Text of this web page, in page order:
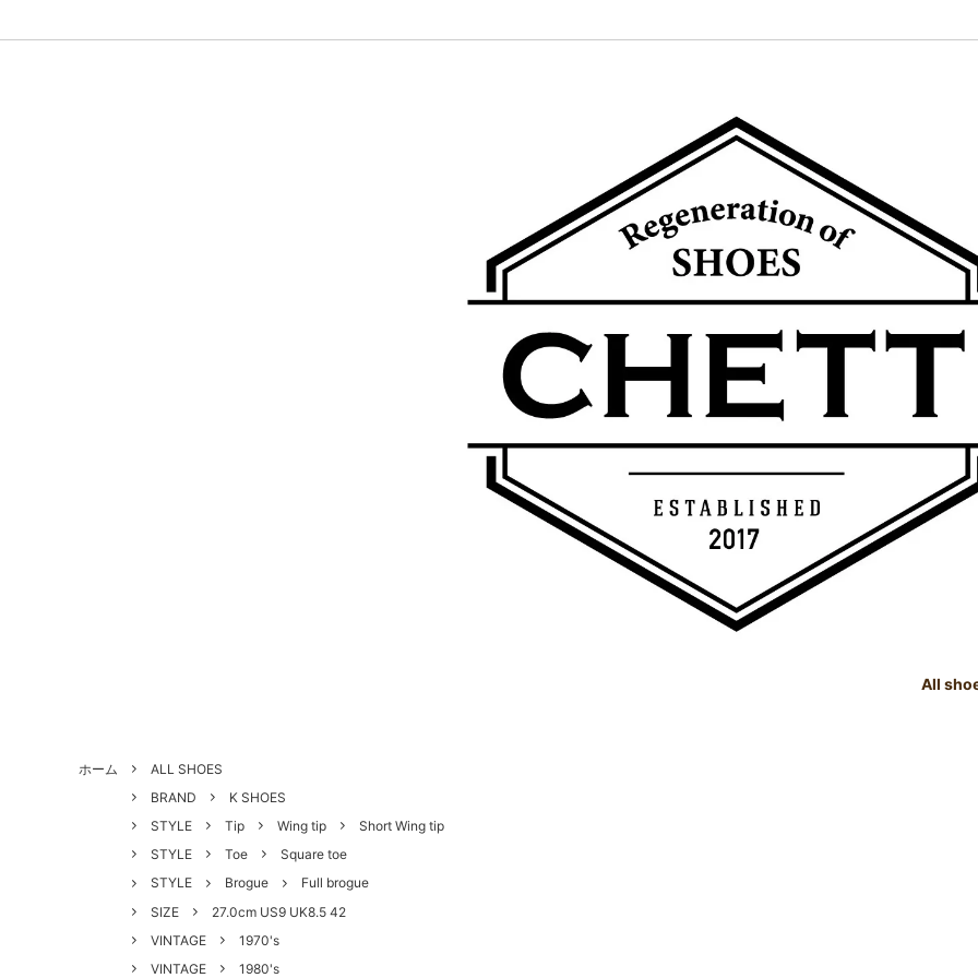
All
HANDLED PRODUCTS
NEW ARRIVAL
Style Category - スタイルカテゴリー Product Status List - 商品状態一覧
ホーム
ALL SHOES
BRAND
K SHOES
STYLE
Tip Wing tip
Short Wing tip
STYLE
Toe
Square toe
STYLE
Brogue
Full brogue
SIZE
27.0cm US9 UK8.5 42
VINTAGE
1970's
VINTAGE
1980's